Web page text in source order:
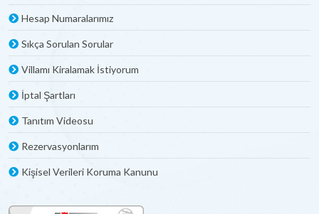
Hesap Numaralarımız
Sıkça Sorulan Sorular
Villamı Kiralamak İstiyorum
İptal Şartları
Tanıtım Videosu
Rezervasyonlarım
Kişisel Verileri Koruma Kanunu